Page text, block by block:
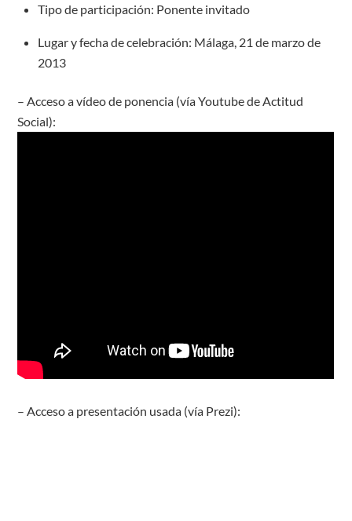
Tipo de participación: Ponente invitado
Lugar y fecha de celebración: Málaga, 21 de marzo de
2013
– Acceso a vídeo de ponencia (vía Youtube de Actitud
Social):
– Acceso a presentación usada (vía Prezi):